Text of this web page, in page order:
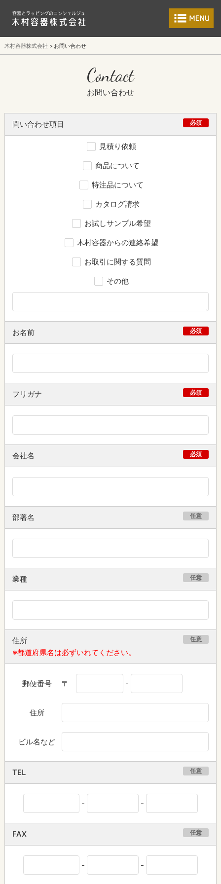
食品包装容器と
木村容器株式会社 お問い合わせ
Contact
お問い合わせ
問い合わせ項目 必須
見積り依頼
商品について
特注品について
カタログ請求
お試しサンプル希望
木村容器からの連絡希望
お取引に関する質問
その他
お名前 必須
フリガナ 必須
会社名 必須
部署名 任意
業種 任意
住所 任意
※都道府県名は必ずいれてください。
郵便番号 〒 -
住所
ビル名など
TEL 任意
- -
FAX 任意
- -